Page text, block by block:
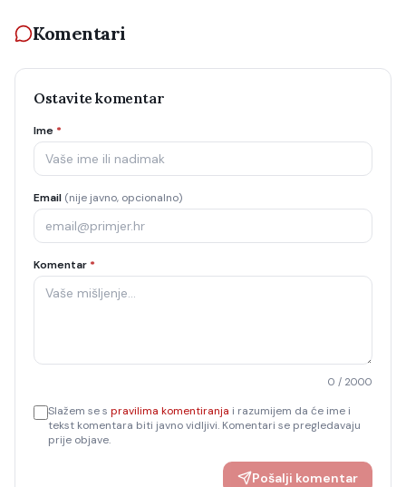
Komentari
Ostavite komentar
Ime *
Email (nije javno, opcionalno)
Komentar *
0 / 2000
Slažem se s pravilima komentiranja i razumijem da će ime i
tekst komentara biti javno vidljivi. Komentari se pregledavaju
prije objave.
Pošalji komentar